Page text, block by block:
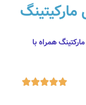
همراه با




